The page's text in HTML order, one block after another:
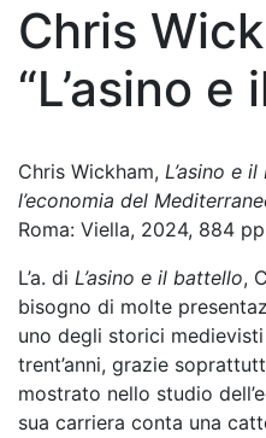
Chris
“L’asino
Chris Wickham, L’asino e
l’economia del
Roma: Viella, 2024, 884
L’a. di L’asino e il battello,
bisogno di molte
uno degli storici
trent’anni, grazie
mostrato nello studio
sua carriera conta una